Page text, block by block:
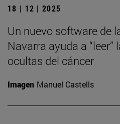
18 | 12 | 2025
Un nuevo software de
Navarra ayuda a
ocultas del cáncer
Imagen Manuel Castells